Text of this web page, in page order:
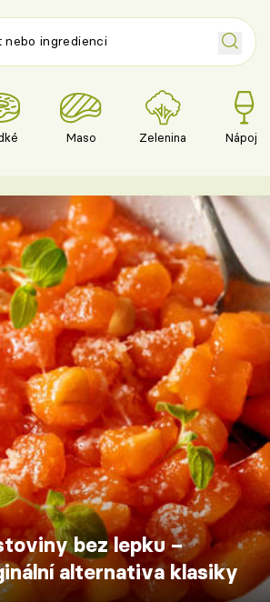
Maso Zelenina Nápoje
bez lepku –
alternativa klasiky